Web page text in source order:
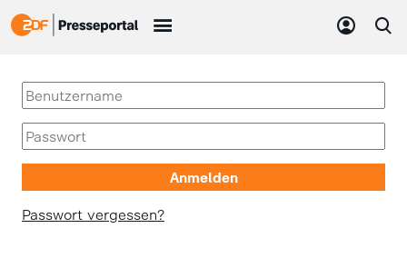
Passwort vergessen?